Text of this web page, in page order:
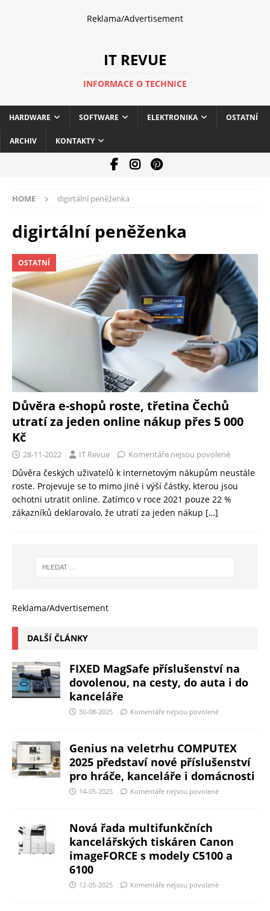
Reklama/Advertisement
IT REVUE
INFORMACE O TECHNICE
HARDWARE SOFTWARE ELEKTRONIKA OSTATNÍ
ARCHIV KONTAKTY
HOME digirtální peněženka
digirtální peněženka
OSTATNÍ
Důvěra e-shopů roste, třetina Čechů
utratí za jeden online nákup přes 5 000
Kč
28-11-2022 IT Revue Komentáře nejsou povolené
Důvěra českých uživatelů k internetovým nákupům neustále
roste. Projevuje se to mimo jiné i výší částky, kterou jsou
ochotni utratit online. Zatímco v roce 2021 pouze 22 %
zákazníků deklarovalo, že utratí za jeden nákup […]
Reklama/Advertisement
DALŠÍ ČLÁNKY
FIXED MagSafe příslušenství na
dovolenou, na cesty, do auta i do
kanceláře
30-08-2025 Komentáře nejsou povolené
Genius na veletrhu COMPUTEX
2025 představí nové příslušenství
pro hráče, kanceláře i domácnosti
14-05-2025 Komentáře nejsou povolené
Nová řada multifunkčních
kancelářských tiskáren Canon
imageFORCE s modely C5100 a
6100
12-05-2025 Komentáře nejsou povolené